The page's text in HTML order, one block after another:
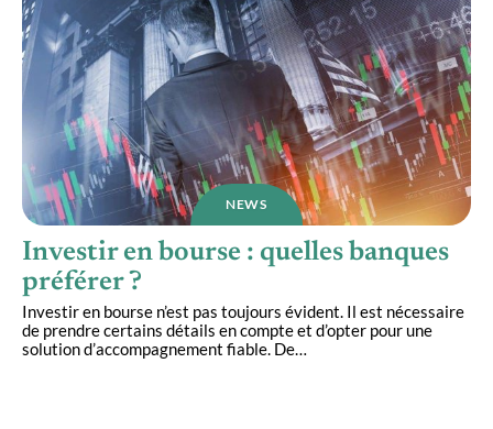
NEWS
Investir en bourse : quelles banques
préférer ?
Investir en bourse n’est pas toujours évident. Il est nécessaire
de prendre certains détails en compte et d’opter pour une
solution d’accompagnement fiable. De…